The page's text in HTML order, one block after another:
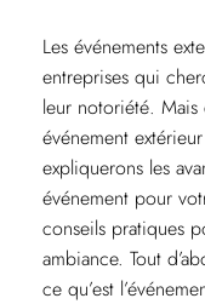
Les événements
entreprises qui
leur notoriété.
événement
expliquerons les
événement pour
conseils pratiques
ambiance. Tout
ce qu’est